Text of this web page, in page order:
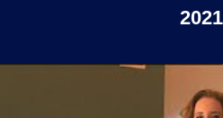
2021